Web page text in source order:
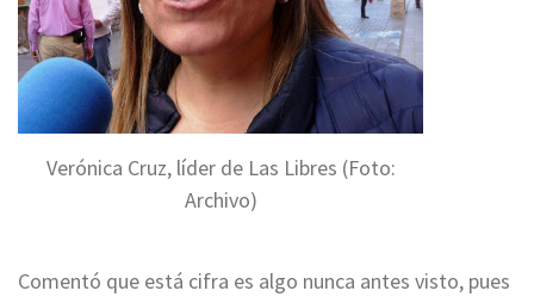
Verónica Cruz, líder de Las Libres (Foto:
Archivo)
Comentó que está cifra es algo nunca antes visto, pues